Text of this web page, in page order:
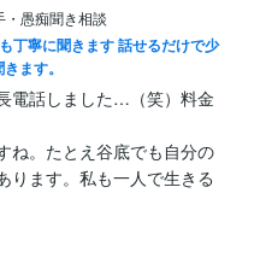
・愚痴聞き相談
丁寧に聞きます 話せるだけで少
ます。
電話しました…（笑）料金
ね。たとえ谷底でも自分の
ります。私も一人で生きる